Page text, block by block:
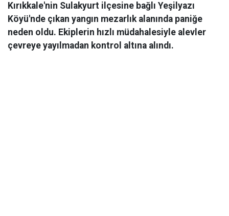
Kırıkkale'nin Sulakyurt ilçesine bağlı Yeşilyazı
Köyü'nde çıkan yangın mezarlık alanında paniğe
neden oldu. Ekiplerin hızlı müdahalesiyle alevler
çevreye yayılmadan kontrol altına alındı.